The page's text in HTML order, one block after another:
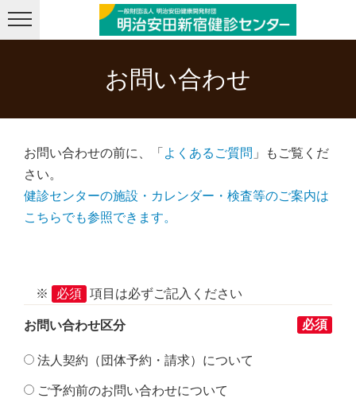
メニューを飛ばして本文へ
お問い合わせ
お問い合わせの前に、「 よくあるご質問 」もご覧くだ
さい。
健診センターの施設・カレンダー・検査等のご案内は
こちらでも参照できます。
※ 必須 項目は必ずご記入ください
お問い合わせ区分 必須
法人契約（団体予約・請求）について
ご予約前のお問い合わせについて